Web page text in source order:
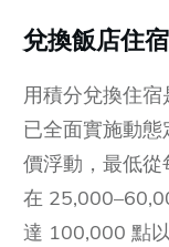
兌換飯店住宿
用積分兌換住
已全面實施動
價浮動，最低
在
達 100,000 點